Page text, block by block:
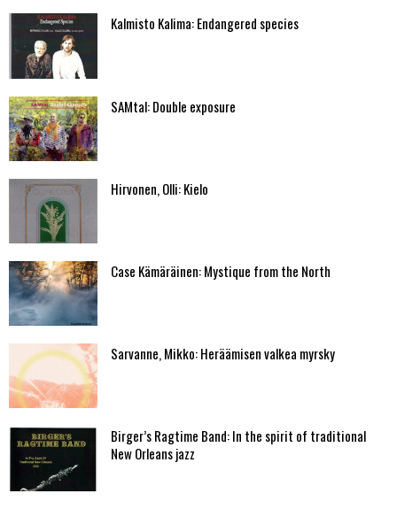
Kalmisto Kalima: Endangered species
SAMtal: Double exposure
Hirvonen, Olli: Kielo
Case Kämäräinen: Mystique from the North
Sarvanne, Mikko: Heräämisen valkea myrsky
Birger’s Ragtime Band: In the spirit of traditional
New Orleans jazz